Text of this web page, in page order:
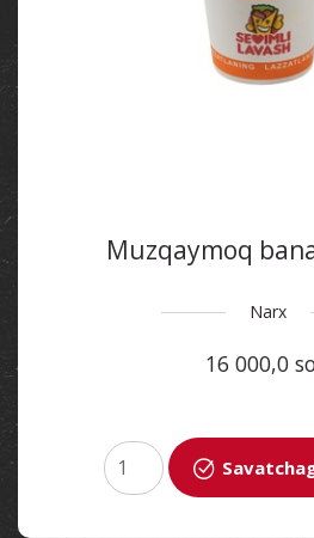
Muzqaymoq
Narx
16 000,0